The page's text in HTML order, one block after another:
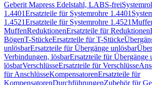
Geberit Mapress Edelstahl, LABS-frei
1.4401Ersatzteile für Systemrohre 1.4401
1.4521Ersatzteile für Systemrohre 1.4521
MuffenReduktionenErsatzteile für Reduktionen
BögenT-StückeErsatzteile für T-Stücke
unlösbarErsatzteile für Übergänge unlösbar
Verbindungen, lösbarErsatzteile für Übergänge
lösbarVerschlüsseErsatzteile für Verschlüsse
für AnschlüsseKompensatorenErsatzteile für
KompensatorenDurchführungenZubehör für